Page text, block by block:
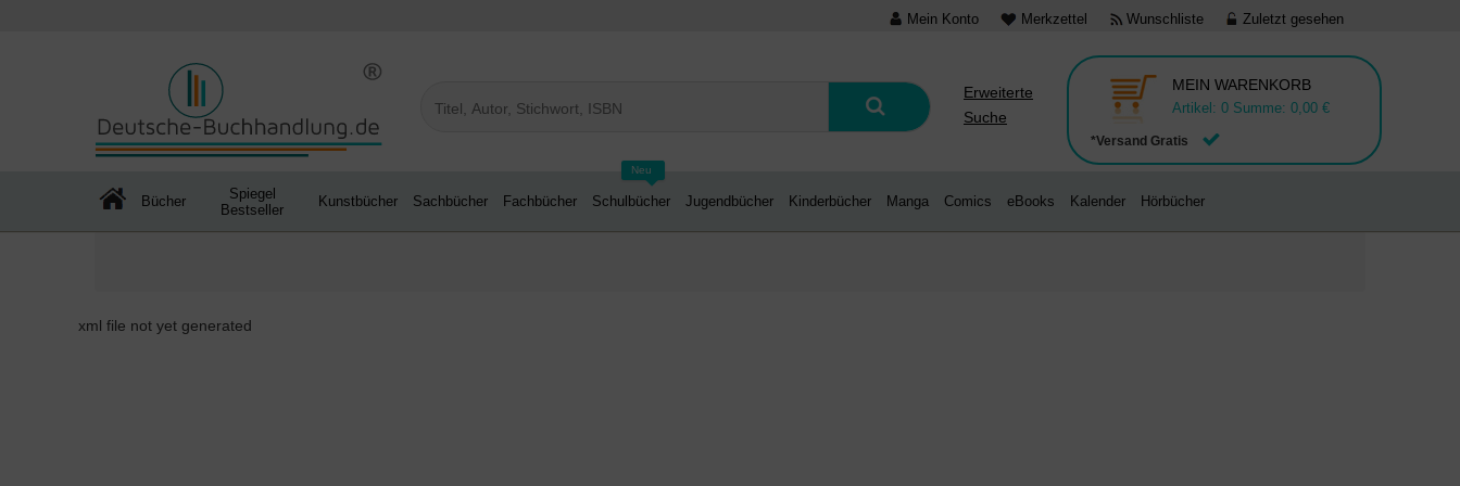
Mein Konto Merkzettel Wunschliste Zuletzt gesehen
Erweiterte
Suche
*Versand Gratis
MEIN WARENKORB
Artikel: 0 Summe: 0,00 €
Bücher
Spiegel
Bestseller
Kunstbücher Sachbücher Fachbücher
Neu
Schulbücher Jugendbücher Kinderbücher Manga Comics eBooks Kalender Hörbücher
xml file not yet generated